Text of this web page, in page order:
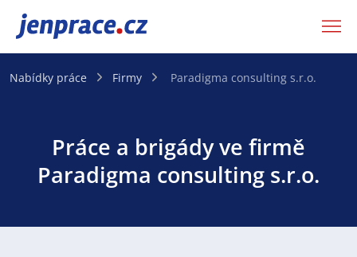
JenPráce.cz
Nabídky práce Firmy Paradigma consulting s.r.o.
Práce a brigády ve firmě
Paradigma consulting s.r.o.